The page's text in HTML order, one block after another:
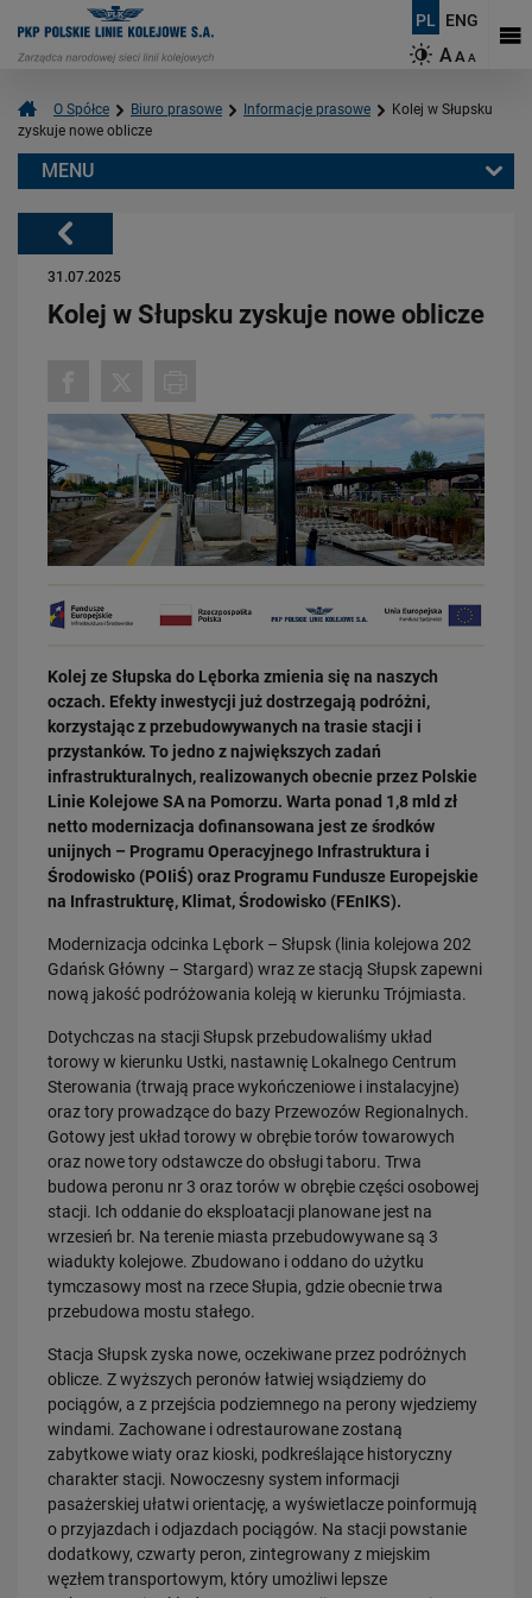
PL ENG
AAA
O Spółce Biuro prasowe Informacje prasowe
Kolej w Słupsku
zyskuje nowe oblicze
Powrót
31.07.2025
Kolej w Słupsku zyskuje nowe oblicze
Kolej ze Słupska do Lęborka zmienia się na naszych
oczach. Efekty inwestycji już dostrzegają podróżni,
korzystając z przebudowywanych na trasie stacji i
przystanków. To jedno z największych zadań
infrastrukturalnych, realizowanych obecnie przez Polskie
Linie Kolejowe SA na Pomorzu. Warta ponad 1,8 mld zł
netto modernizacja dofinansowana jest ze środków
unijnych – Programu Operacyjnego Infrastruktura i
Środowisko (POIiŚ) oraz Programu Fundusze Europejskie
na Infrastrukturę, Klimat, Środowisko (FEnIKS).
Modernizacja odcinka Lębork – Słupsk (linia kolejowa 202
Gdańsk Główny – Stargard) wraz ze stacją Słupsk zapewni
nową jakość podróżowania koleją w kierunku Trójmiasta.
Dotychczas na stacji Słupsk przebudowaliśmy układ
torowy w kierunku Ustki, nastawnię Lokalnego Centrum
Sterowania (trwają prace wykończeniowe i instalacyjne)
oraz tory prowadzące do bazy Przewozów Regionalnych.
Gotowy jest układ torowy w obrębie torów towarowych
oraz nowe tory odstawcze do obsługi taboru. Trwa
budowa peronu nr 3 oraz torów w obrębie części osobowej
stacji. Ich oddanie do eksploatacji planowane jest na
wrzesień br. Na terenie miasta przebudowywane są 3
wiadukty kolejowe. Zbudowano i oddano do użytku
tymczasowy most na rzece Słupia, gdzie obecnie trwa
przebudowa mostu stałego.
Stacja Słupsk zyska nowe, oczekiwane przez podróżnych
oblicze. Z wyższych peronów łatwiej wsiądziemy do
pociągów, a z przejścia podziemnego na perony wjedziemy
windami. Zachowane i odrestaurowane zostaną
zabytkowe wiaty oraz kioski, podkreślające historyczny
charakter stacji. Nowoczesny system informacji
pasażerskiej ułatwi orientację, a wyświetlacze poinformują
o przyjazdach i odjazdach pociągów. Na stacji powstanie
dodatkowy, czwarty peron, zintegrowany z miejskim
węzłem transportowym, który umożliwi lepsze
MENU
03.08.2026
Dzięki KPO kolej zmieniła Limanową
PRZECZYTAJ
31.07.2026
Dobre zmiany dla mieszkańców Katowic. Gotowy jest ważny wiadukt
drogowy
PRZECZYTAJ
30.07.2026
Nowy wiadukt w Żorach otwarty. Bezpieczniejsze przejazdy,
sprawniejsza…
PRZECZYTAJ
28.07.2026
Bydgoszcz Fordon po zmianach. Nowe perony, większa
przepustowość i kolejny…
PRZECZYTAJ